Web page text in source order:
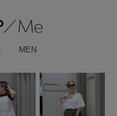
MEN